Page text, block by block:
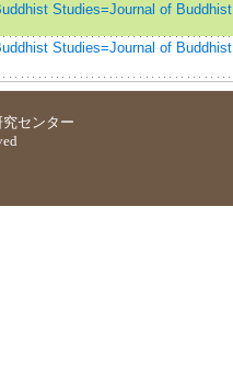
Studies=Journal of Buddhist
Studies=Journal of Buddhist
センター